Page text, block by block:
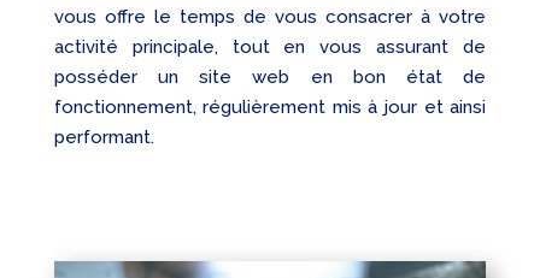
vous offre le temps de vous consacrer à votre
activité principale, tout en vous assurant de
posséder un site web en bon état de
fonctionnement, régulièrement mis à jour et ainsi
performant.